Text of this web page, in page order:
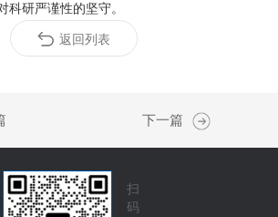
科研严谨性的坚守。
返回列表
下一篇
扫
码